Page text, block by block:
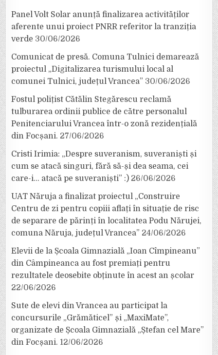
Panel Volt Solar anunță finalizarea activităților
aferente unui proiect PNRR referitor la tranziția
verde 30/06/2026
Comunicat de presă. Comuna Tulnici demarează
proiectul „Digitalizarea turismului local al
comunei Tulnici, județul Vrancea” 30/06/2026
Fostul polițist Cătălin Stegărescu reclamă
tulburarea ordinii publice de către personalul
Penitenciarului Vrancea într-o zonă rezidențială
din Focșani. 27/06/2026
Cristi Irimia: „Despre suveranism, suveraniști și
cum se atacă singuri, fără să-și dea seama, cei
care-i… atacă pe suveraniști” :) 26/06/2026
UAT Năruja a finalizat proiectul „Construire
Centru de zi pentru copiii aflați în situație de risc
de separare de părinți în localitatea Podu Nărujei,
comuna Năruja, județul Vrancea” 24/06/2026
Elevii de la Școala Gimnazială „Ioan Cîmpineanu”
din Câmpineanca au fost premiați pentru
rezultatele deosebite obținute în acest an școlar
22/06/2026
Sute de elevi din Vrancea au participat la
concursurile „Grămăticel” și „MaxiMate”,
organizate de Școala Gimnazială „Ștefan cel Mare”
din Focșani. 12/06/2026